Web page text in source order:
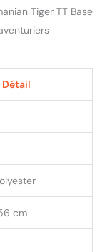
Tiger TT Base
Détail
cm